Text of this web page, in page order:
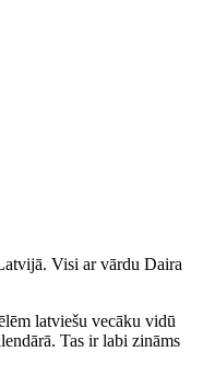
Visi ar vārdu Daira
latviešu vecāku vidū
Tas ir labi zināms